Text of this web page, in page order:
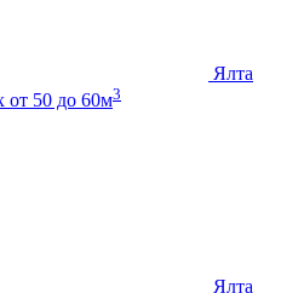
Ялта
от 50 до 60м3
Ялта